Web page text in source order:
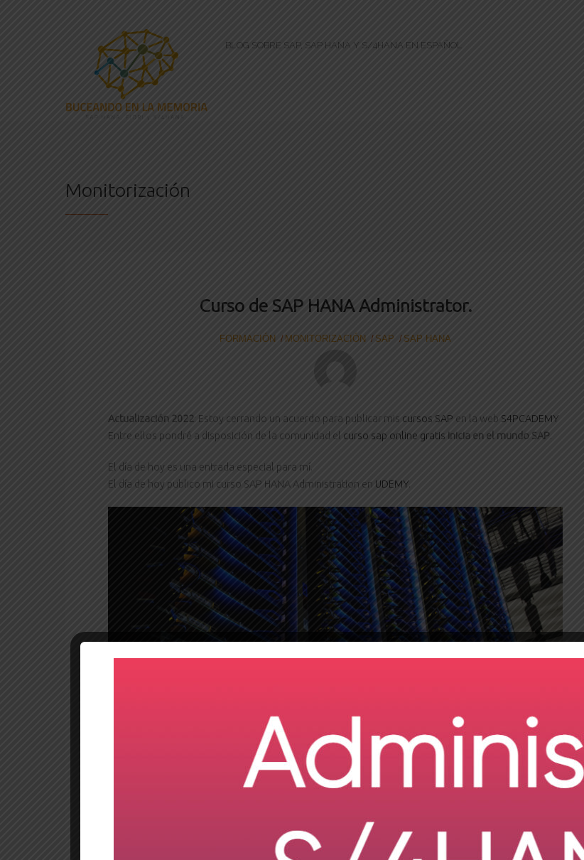
BLOG SOBRE SAP, SAP HANA Y S/4HANA EN ESPAÑOL
Monitorización
Curso de SAP HANA Administrator.
FORMACIÓN MONITORIZACIÓN SAP SAP HANA
Actualización 2022: Estoy cerrando un acuerdo para publicar mis cursos SAP en la web S4PCADEMY
Entre ellos pondré a disposición de la comunidad el curso sap online gratis Inicia en el mundo SAP.
El día de hoy es una entrada especial para mí.
El día de hoy publico mi curso SAP HANA Administration en UDEMY